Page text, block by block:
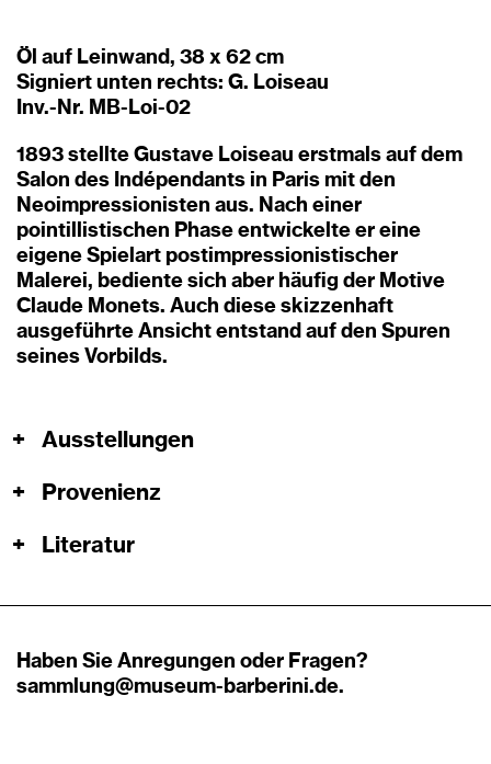
Öl auf Leinwand, 38 x 62 cm
Signiert unten rechts: G. Loiseau
Inv.-Nr. MB-Loi-02
1893 stellte Gustave Loiseau erstmals auf dem
Salon des Indépendants in Paris mit den
Neoimpressionisten aus. Nach einer
pointillistischen Phase entwickelte er eine
eigene Spielart postimpressionistischer
Malerei, bediente sich aber häufig der Motive
Claude Monets. Auch diese skizzenhaft
ausgeführte Ansicht entstand auf den Spuren
seines Vorbilds.
+ Ausstellungen
+ Provenienz
+ Literatur
Haben Sie Anregungen oder Fragen?
sammlung@museum-barberini.de.